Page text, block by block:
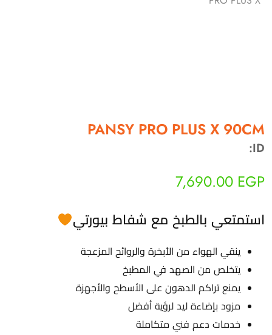
PANSY PRO PLUS X 90CM
ID:
7,690.00 EGP
استمتعي بالطبخ مع شفاط بيورتي
ينقي الهواء من الأبخرة والروائح المزعجة
يتخلص من الصهد في المطبخ
يمنع تراكم الدهون على الأسطح والأجهزة
مزود بإضاءة ليد لرؤية أفضل
خدمات دعم فني متكاملة